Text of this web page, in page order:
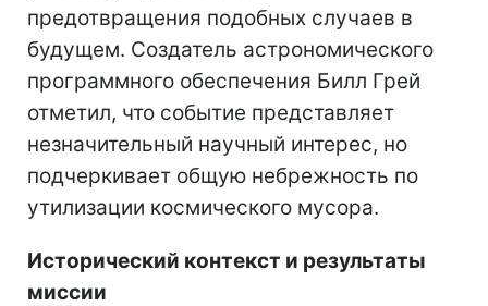
предотвращения подобных случаев в
будущем. Создатель астрономического
программного обеспечения Билл Грей
отметил, что событие представляет
незначительный научный интерес, но
подчеркивает общую небрежность по
утилизации космического мусора.
Исторический контекст и результаты
миссии